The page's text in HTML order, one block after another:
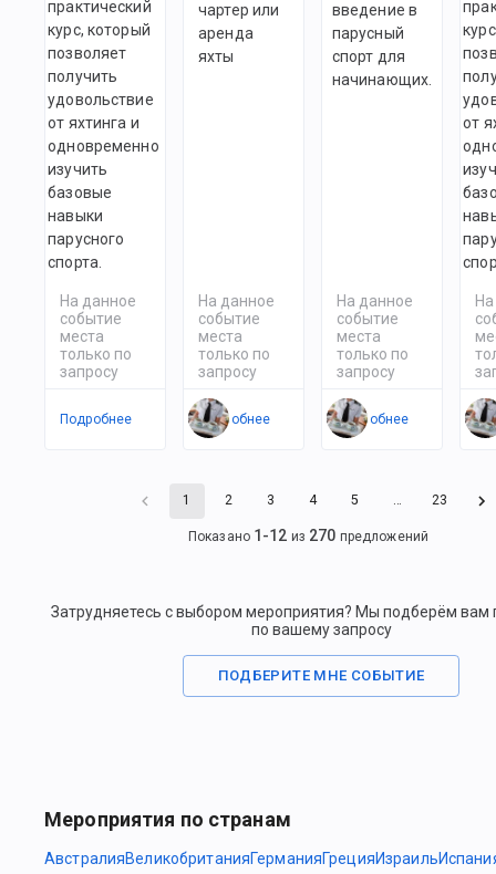
практический
курс, который
позволяет
получить
удовольствие
от яхтинга и
одновременно
изучить
базовые
навыки
парусного
спорта.
На данное
событие
места
только по
запросу
Подробнее
чартер или
аренда
яхты
На данное
событие
места
только по
запросу
Подробнее
введение в
парусный
спорт для
начинающих.
На данное
событие
места
только по
запросу
Подробнее
от
1 2 3 4 5 … 23
Показано 1 -12 из 270 предложений
Затрудняетесь с выбором мероприятия? Мы подберём вам
по вашему запросу
ПОДБЕРИТЕ МНЕ СОБЫТИЕ
Мероприятия по странам
АвстралияВеликобританияГерманияГрецияИзраиль